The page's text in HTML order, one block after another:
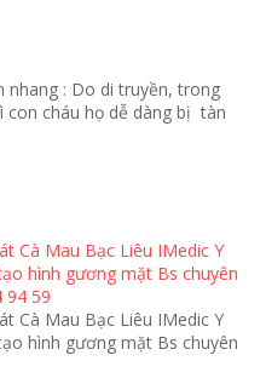
nhang : Do di truyền, trong
con cháu họ dễ dàng bị tàn
Cà Mau Bạc Liêu IMedic Y
hình gương mặt Bs chuyên
94 59
Cà Mau Bạc Liêu IMedic Y
hình gương mặt Bs chuyên